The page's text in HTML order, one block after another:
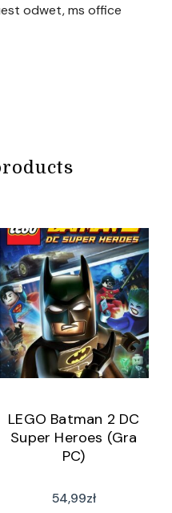
odwet, ms office
LEGO Batman 2 DC
Super Heroes (Gra
PC)
54,99zł